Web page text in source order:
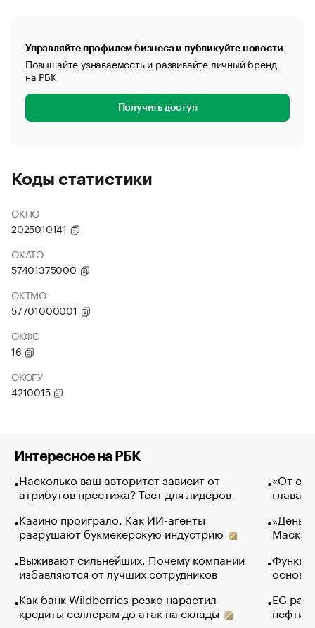
Управляйте профилем бизнеса и публикуйте новости
Повышайте узнаваемость и развивайте личный бренд
на РБК
Получить доступ
Коды статистики
ОКПО
2025010141
ОКАТО
57401375000
ОКТМО
57701000001
ОКФС
16
ОКОГУ
4210015
Интересное на РБК
Насколько ваш авторитет зависит от
атрибутов престижа? Тест для лидеров
Казино проиграло. Как ИИ-агенты
разрушают букмекерскую индустрию
Выживают сильнейших. Почему компании
избавляются от лучших сотрудников
Как банк Wildberries резко нарастил
кредиты селлерам до атак на склады
«От
глава
Маск в
основ
ЕС
нефти